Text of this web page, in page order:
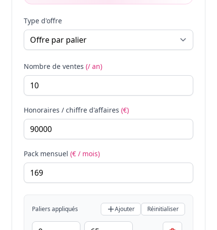
Type d'offre
Nombre de ventes (/ an)
Honoraires / chiffre d'affaires (€)
Pack mensuel (€ / mois)
Paliers appliqués Ajouter Réinitialiser